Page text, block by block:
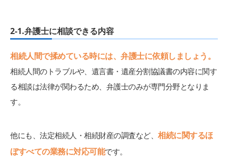
2-1.弁護士に相談できる内容
相続人間で揉めている時には、弁護士に依頼しましょう。
相続人間のトラブルや、遺言書・遺産分割協議書の内容に関す
る相談は法律が関わるため、弁護士のみが専門分野となりま
す。
他にも、法定相続人・相続財産の調査など、 相続に関するほ
ぼすべての業務に対応可能です。